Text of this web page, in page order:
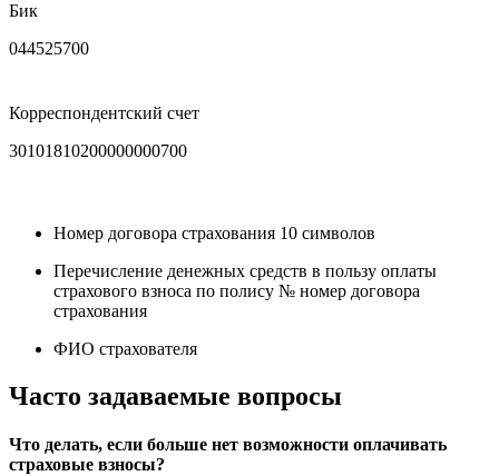
Бик
044525700
Корреспондентский счет
30101810200000000700
Номер договора страхования 10 символов
Перечисление денежных средств в пользу оплаты
страхового взноса по полису № номер договора
страхования
ФИО страхователя
Часто задаваемые вопросы
Что делать, если больше нет возможности оплачивать
страховые взносы?